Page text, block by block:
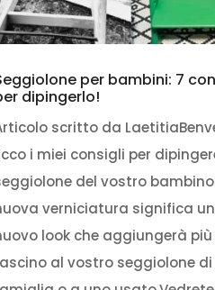
per bambini: 7
dipingerlo!
scritto da
i miei consigli per
del vostro
verniciatura significa un
look che aggiungerà più
al vostro seggiolone di